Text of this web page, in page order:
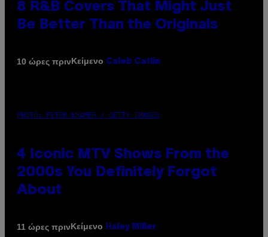
8 R&B Covers That Might Just
Be Better Than the Originals
10 ώρες πρινΚείμενο Caleb Catlin
PHOTO: PETER KRAMER / GETTY IMAGES
4 Iconic MTV Shows From the
2000s You Definitely Forgot
About
11 ώρες πρινΚείμενο Haley Miller